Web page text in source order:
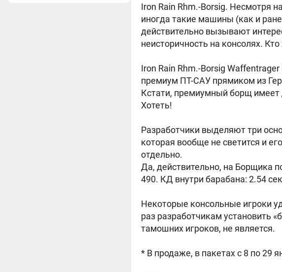
Iron Rain Rhm.-Borsig. Несмотря
иногда такие машины (как и
действительно вызывают
неисторичность на консолях.
Iron Rain Rhm.-Borsig Waffentrager
премиум ПТ-САУ прямиком из
Кстати, премиумный борщ имеет
Хотеть!
Разработчики выделяют три
которая вообще не светится и
отдельно.
Да, действительно, на Борщика
490. КД внутри барабана: 2.54
Некоторые консольные игроки
раз разработчикам установить
тамошних игроков, не является.
* В продаже, в пакетах с 8 по 29